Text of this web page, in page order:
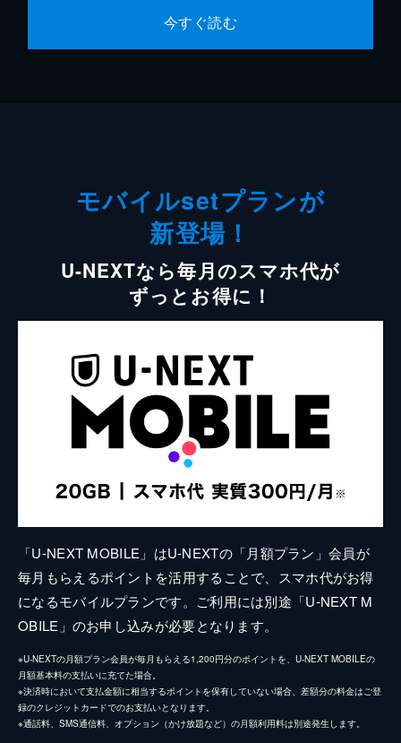
今すぐ読む
モバイルsetプランが
新登場！
U-NEXTなら毎月のスマホ代が
ずっとお得に！
「U-NEXT MOBILE」はU-NEXTの「月額プラン」会員が
毎月もらえるポイントを活用することで、スマホ代がお得
になるモバイルプランです。ご利用には別途「U-NEXT M
OBILE」のお申し込みが必要となります。
※U-NEXTの月額プラン会員が毎月もらえる1,200円分のポイントを、U-NEXT MOBILEの
月額基本料の支払いに充てた場合。
※決済時において支払金額に相当するポイントを保有していない場合、差額分の料金はご登
録のクレジットカードでのお支払いとなります。
※通話料、SMS通信料、オプション（かけ放題など）の月額利用料は別途発生します。